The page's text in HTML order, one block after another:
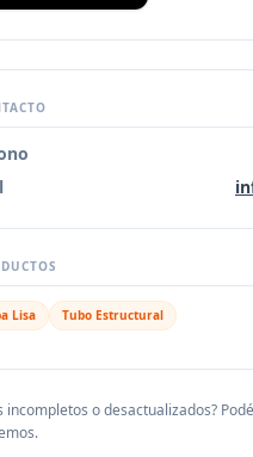
Lisa Tubo Estructural
incompletos o desactualizados?